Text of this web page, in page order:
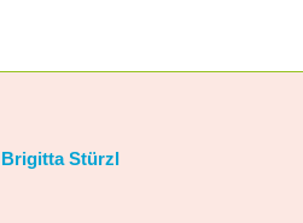
Brigitta Stürzl